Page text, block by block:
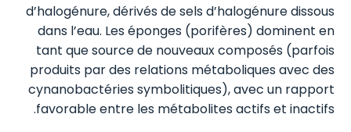
d’halogénure, dérivés de sels d’halogénure dissous
dans l’eau. Les éponges (porifères) dominent en
tant que source de nouveaux composés (parfois
produits par des relations métaboliques avec des
cynanobactéries symbolitiques), avec un rapport
favorable entre les métabolites actifs et inactifs.